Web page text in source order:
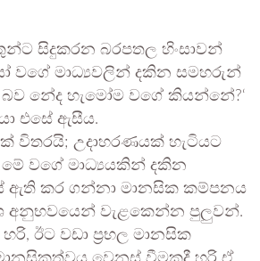
සිදුකරන බරපතල හිංසාවන්
වගේ මාධ්‍යවලින් දකින සමහරුන්
නේද හැමෝම වගේ කියන්නේ?‘
එසේ ඇසීය.
විතරයි; උදාහරණයක් හැටියට
වගේ මාධ්‍යයකින් දකින
ඇති කර ගන්නා මානසික කම්පනය
අනුභවයෙන් වැළකෙන්න පුලුවන්.
ඊට වඩා ප්‍රභල මානසික